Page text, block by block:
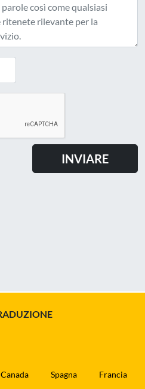
Canada Spagna Francia